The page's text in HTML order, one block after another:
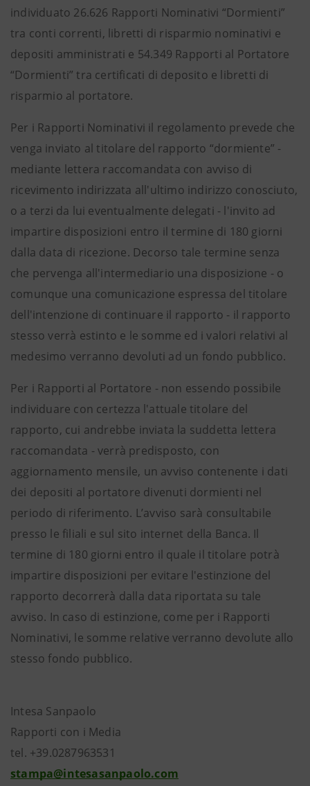
individuato 26.626 Rapporti Nominativi “Dormienti”
tra conti correnti, libretti di risparmio nominativi e
depositi amministrati e 54.349 Rapporti al Portatore
“Dormienti” tra certificati di deposito e libretti di
risparmio al portatore.
Per i Rapporti Nominativi il regolamento prevede che
venga inviato al titolare del rapporto “dormiente” -
mediante lettera raccomandata con avviso di
ricevimento indirizzata all'ultimo indirizzo conosciuto,
o a terzi da lui eventualmente delegati - l'invito ad
impartire disposizioni entro il termine di 180 giorni
dalla data di ricezione. Decorso tale termine senza
che pervenga all'intermediario una disposizione - o
comunque una comunicazione espressa del titolare
dell'intenzione di continuare il rapporto - il rapporto
stesso verrà estinto e le somme ed i valori relativi al
medesimo verranno devoluti ad un fondo pubblico.
Per i Rapporti al Portatore - non essendo possibile
individuare con certezza l'attuale titolare del
rapporto, cui andrebbe inviata la suddetta lettera
raccomandata - verrà predisposto, con
aggiornamento mensile, un avviso contenente i dati
dei depositi al portatore divenuti dormienti nel
periodo di riferimento. L’avviso sarà consultabile
presso le filiali e sul sito internet della Banca. Il
termine di 180 giorni entro il quale il titolare potrà
impartire disposizioni per evitare l'estinzione del
rapporto decorrerà dalla data riportata su tale
avviso. In caso di estinzione, come per i Rapporti
Nominativi, le somme relative verranno devolute allo
stesso fondo pubblico.
Intesa Sanpaolo
Rapporti con i Media
tel. +39.0287963531
stampa@intesasanpaolo.com